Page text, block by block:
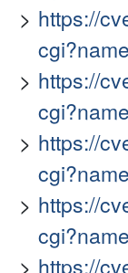
https://
https://
https://
https://
https://